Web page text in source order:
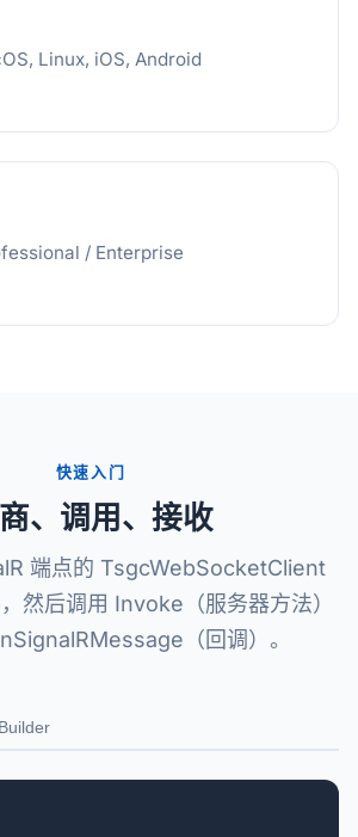
Linux, iOS, Android
/ Enterprise
快速入门
、调用、接收
端点的 TsgcWebSocketClient
然后调用 Invoke（服务器方法）
（回调）。